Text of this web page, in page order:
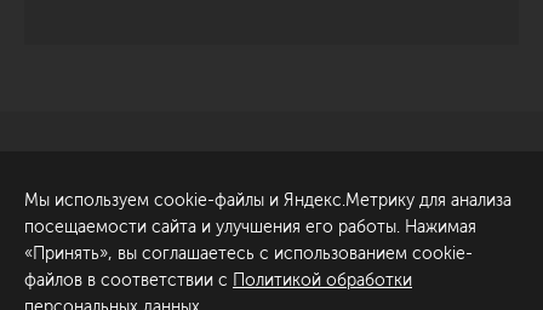
Обсудить проект
ул. Академика Павлова, 6
к1
+7 (812) 200-95-55
Мы используем cookie-файлы и Яндекс.Метрику для анализа
посещаемости сайта и улучшения его работы. Нажимая
«Принять», вы соглашаетесь с использованием cookie-
файлов в соответствии с Политикой обработки